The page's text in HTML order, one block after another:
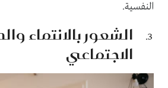
النفسية.
الشعور بالانتماء
الاجتماعي